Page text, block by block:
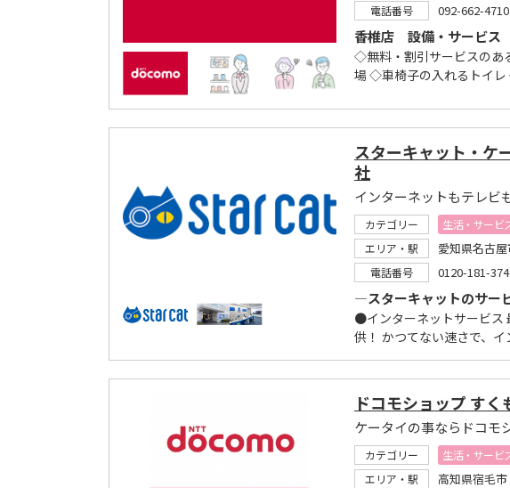
電話番号 092-662-4710
香椎店 設備・サービス
◇無料・割引サービスのあ
場 ◇車椅子の入れるトイ
スターキャット・ケ
社
カテゴリー 生活・サービ
エリア・駅
愛知県名古
電話番号 0120-181-374
―スターキャットのサー
●インターネットサービス
供！ かつてない速さで、
ドコモショップ すく
ケータイの事ならドコモ
カテゴリー 生活・サービ
エリア・駅
高知県宿毛